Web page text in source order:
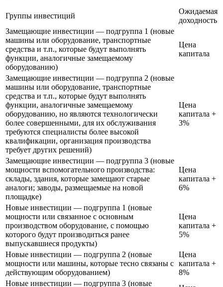
Группы инвестиций
Ожидаемая
доходность
Замещающие инвестиции — подгруппа 1 (новые
машины или оборудование, транспортные
средства и т.п., которые будут выполнять
функции, аналогичные замещаемому
оборудованию)
Цена
капитала
Замещающие инвестиции — подгруппа 2 (новые
машины или оборудование, транспортные
средства и т.п., которые будут выполнять
функции, аналогичные замещаемому
оборудованию, но являются технологически
более совершенными, для их обслуживания
требуются специалисты более высокой
квалификации, организация производства
требует других решений)
Цена
капитала +
3%
Замещающие инвестиции — подгруппа 3 (новые
мощности вспомогательного производства:
склады, здания, которые замещают старые
аналоги; заводы, размещаемые на новой
площадке)
Цена
капитала +
6%
Новые инвестиции — подгруппа 1 (новые
мощности или связанное с основным
производством оборудование, с помощью
которого будут производиться ранее
выпускавшиеся продукты)
Цена
капитала +
5%
Новые инвестиции — подгруппа 2 (новые
мощности или машины, которые тесно связаны с
действующим оборудованием)
Цена
капитала +
8%
Новые инвестиции — подгруппа 3 (новые